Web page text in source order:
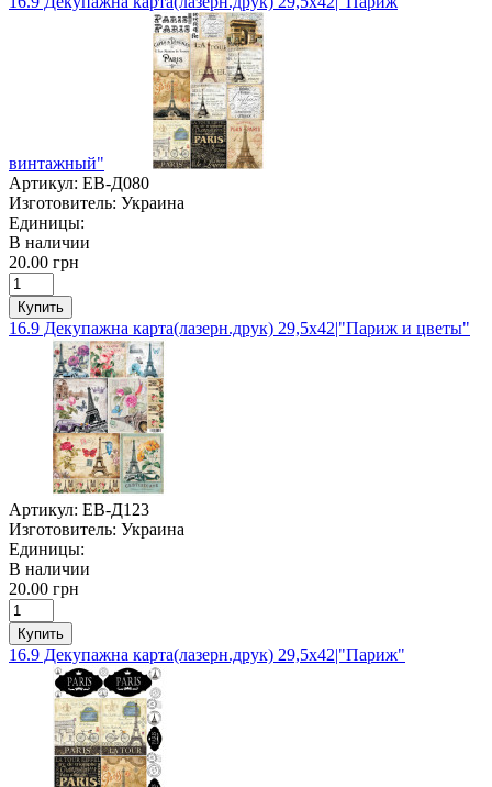
винтажный"
Артикул: ЕВ-Д080
Изготовитель: Украина
Единицы:
В наличии
20.00 грн
Купить
16.9 Декупажна карта(лазерн.друк) 29,5х42|"Париж и цветы"
Артикул: ЕВ-Д123
Изготовитель: Украина
Единицы:
В наличии
20.00 грн
Купить
16.9 Декупажна карта(лазерн.друк) 29,5х42|"Париж"